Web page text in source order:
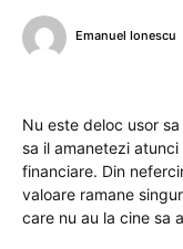
Emanuel Ionescu
Nu este deloc usor
sa il amanetezi
financiare. Din
valoare ramane
care nu au la cine sa